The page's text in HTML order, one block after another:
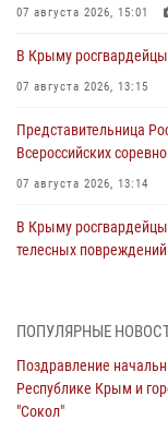
07 августа 2026, 15:01
В Крыму
07 августа 2026, 13:15
Представительница
Всероссийских
07 августа 2026, 13:14
В Крыму
телесных повреждений
Росгвардейцы
Росгвардейцы в
попытке кражи
ПОПУЛЯРНЫЕ
Поздравление
Республике Крым и
"Сокол"